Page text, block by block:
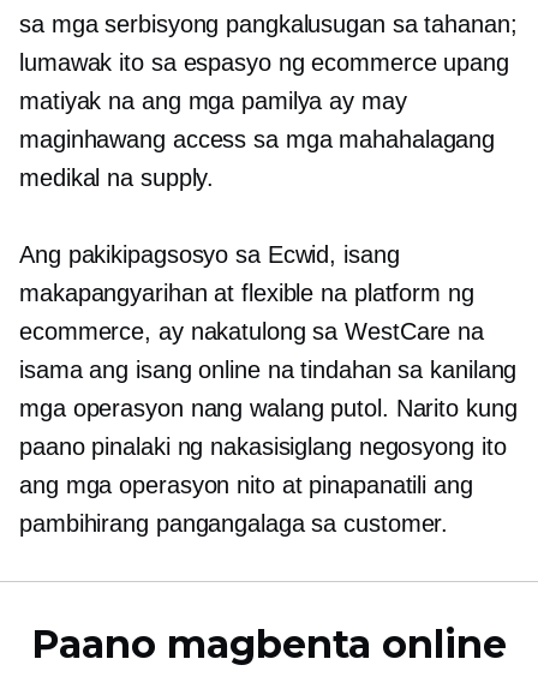
sa mga serbisyong pangkalusugan sa tahanan;
lumawak ito sa espasyo ng ecommerce upang
matiyak na ang mga pamilya ay may
maginhawang access sa mga mahahalagang
medikal na supply.
Ang pakikipagsosyo sa Ecwid, isang
makapangyarihan at flexible na platform ng
ecommerce, ay nakatulong sa WestCare na
isama ang isang online na tindahan sa kanilang
mga operasyon nang walang putol. Narito kung
paano pinalaki ng nakasisiglang negosyong ito
ang mga operasyon nito at pinapanatili ang
pambihirang pangangalaga sa customer.
Paano magbenta online